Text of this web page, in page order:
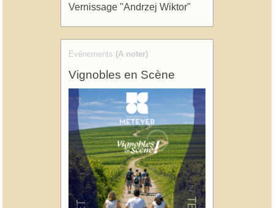
Vernissage "Andrzej Wiktor"
Evénements (A noter)
Vignobles en Scène